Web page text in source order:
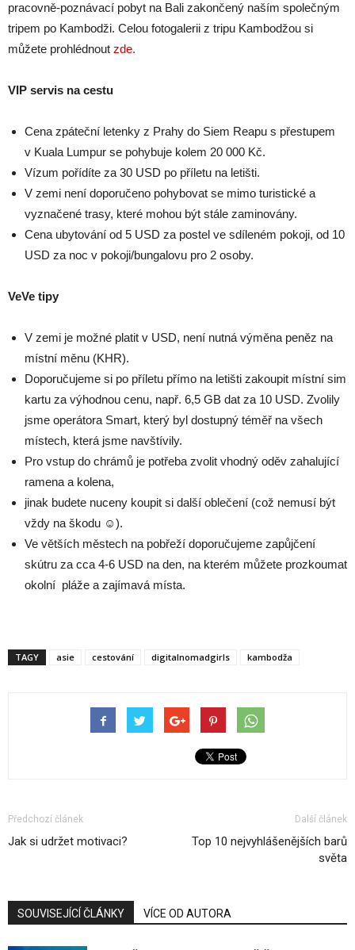
pracovně-poznávací pobyt na Bali zakončený naším společným
tripem po Kambodži. Celou fotogalerii z tripu Kambodžou si
můžete prohlédnout zde.
VIP servis na cestu
Cena zpáteční letenky z Prahy do Siem Reapu s přestupem
v Kuala Lumpur se pohybuje kolem 20 000 Kč.
Vízum pořídíte za 30 USD po příletu na letišti.
V zemi není doporučeno pohybovat se mimo turistické a
vyznačené trasy, které mohou být stále zaminovány.
Cena ubytování od 5 USD za postel ve sdíleném pokoji, od 10
USD za noc v pokoji/bungalovu pro 2 osoby.
VeVe tipy
V zemi je možné platit v USD, není nutná výměna peněz na
místní měnu (KHR).
Doporučujeme si po příletu přímo na letišti zakoupit místní sim
kartu za výhodnou cenu, např. 6,5 GB dat za 10 USD. Zvolily
jsme operátora Smart, který byl dostupný téměř na všech
místech, která jsme navštívily.
Pro vstup do chrámů je potřeba zvolit vhodný oděv zahalující
ramena a kolena,
jinak budete nuceny koupit si další oblečení (což nemusí být
vždy na škodu ☺).
Ve větších městech na pobřeží doporučujeme zapůjčení
skútru za cca 4-6 USD na den, na kterém můžete prozkoumat
okolní pláže a zajímavá místa.
TAGY asie cestování digitalnomadgirls kambodža
Předchozí článek
Jak si udržet motivaci?
Další článek
Top 10 nejvyhlášenějších barů
světa
SOUVISEJÍCÍ ČLÁNKY VÍCE OD AUTORA